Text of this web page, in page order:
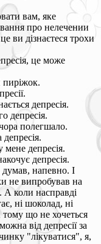
вам, яке
про нелечении
ви дізнаєтеся трохи
це може
пиріжок.
депресія.
депресія.
полегшало.
депресія.
депресія.
думав, напевно. І
не випробував на
А коли насправді
ні шоколад, ні
що не хочеться
від депресії за
"лікуватися", я,